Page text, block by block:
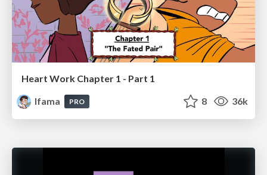
Heart Work Chapter 1 - Part 1
lfama
PRO 8 36k